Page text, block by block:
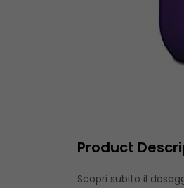
Product
Scopri subito il